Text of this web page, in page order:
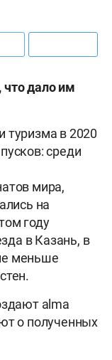
дало им
туризма в 2020
среди
мира,
на
году
в Казань, в
меньше
alma
о полученных